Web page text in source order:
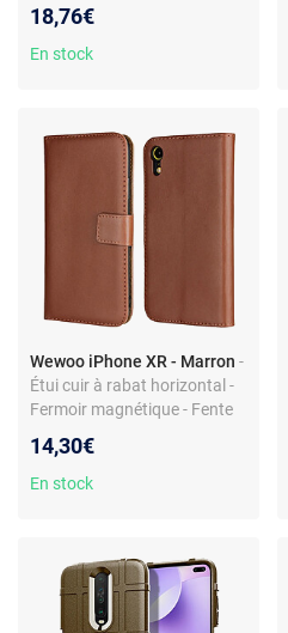
intégrés
18,76€
En stock
Wewoo iPhone XR - Marron -
Étui cuir à rabat horizontal -
Fermoir magnétique - Fente
14,30€
En stock